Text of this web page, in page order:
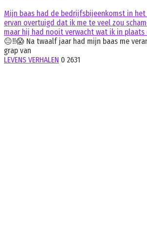
Mijn baas had de bedrijfsbijeenkomst in
ervan overtuigd dat ik me te veel zou
maar hij had nooit verwacht wat ik in plaats
😐‼️😱 Na twaalf jaar had mijn baas me
grap van
LEVENS VERHALEN 0 2631